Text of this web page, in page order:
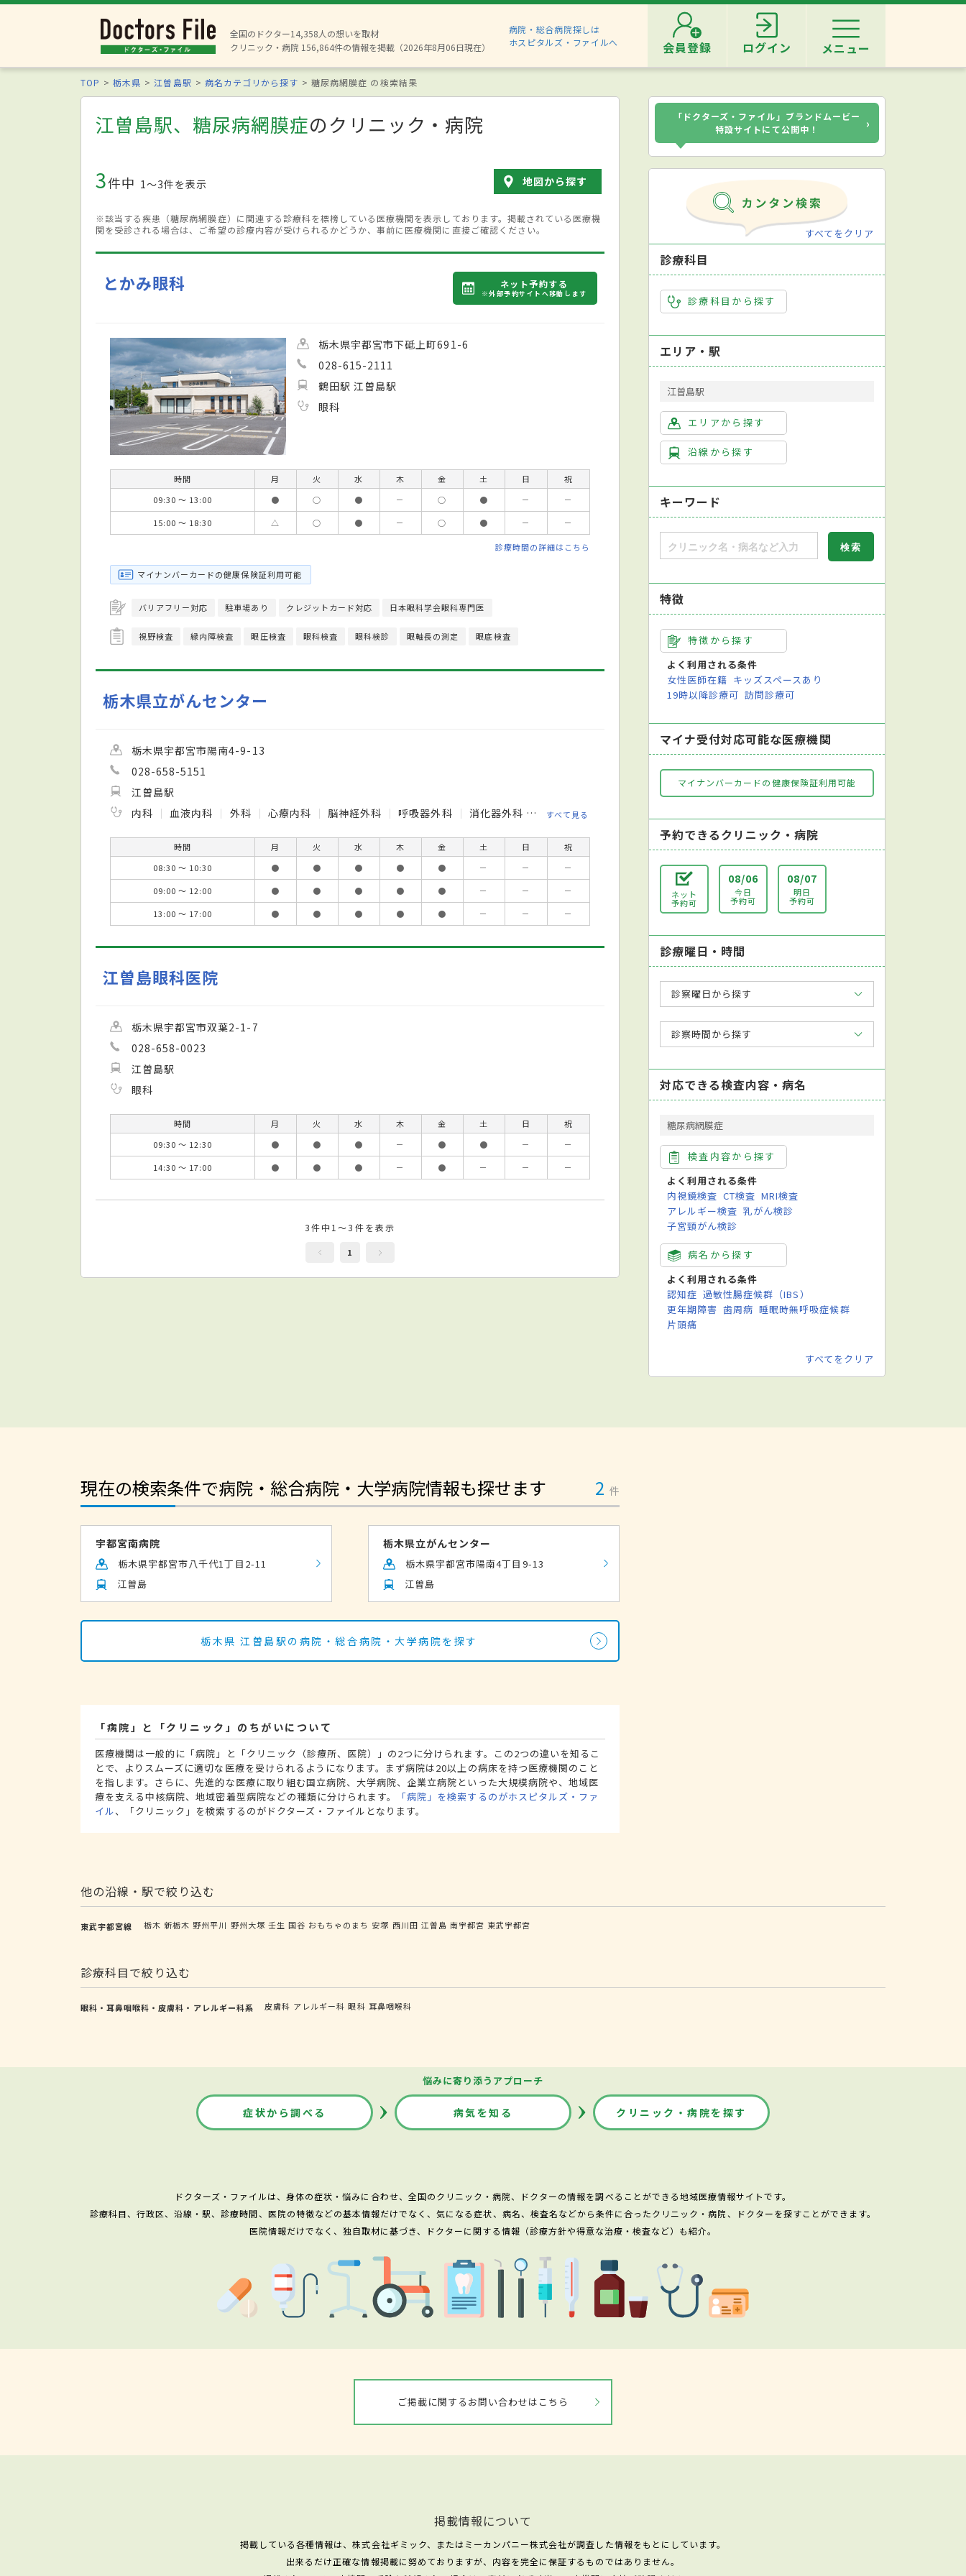
全国のドクター14,358人の想いを取材
クリニック・病院 156,864件の情報を掲載（2026年8月06日現在）
病院・総合病院探しは
ホスピタルズ・ファイルへ
会員登録 ログイン メニュー
TOP 栃木県 江曽島駅 病名カテゴリから探す 糖尿病網膜症 の検索結果
江曽島駅、糖尿病網膜症のクリニック・病院
3件中 1〜3件を表示 地図から探す
※該当する疾患（糖尿病網膜症）に関連する診療科を標榜している医療機関を表示しております。掲載されている医療機
関を受診される場合は、ご希望の診療内容が受けられるかどうか、事前に医療機関に直接ご確認ください。
とかみ眼科 ネット予約する
※外部予約サイトへ移動します
栃木県宇都宮市下砥上町691-6
028-615-2111
鶴田駅 江曽島駅
眼科
時間 月 火 水 木 金 土 日
祝
09:30 ～ 13:00
● ○ ● － ○ ● －
－
15:00 ～ 18:30
△ ○ ● － ○ ● － －
診療時間の詳細はこちら
マイナンバーカードの健康保険証利用可能
バリアフリー対応 駐車場あり クレジットカード対応 日本眼科学会眼科専門医
視野検査 緑内障検査 眼圧検査 眼科検査 眼科検診 眼軸長の測定 眼底検査
栃木県立がんセンター
栃木県宇都宮市陽南4-9-13
028-658-5151
江曽島駅
内科
血液内科 外科 心療内科 脳神経外科 呼吸器外科 消化器外科 整形外科
すべて見る
時間 月 火 水 木 金 土 日
祝
08:30 ～ 10:30
● ● ● ● ● － －
－
09:00 ～ 12:00
● ● ● ● ● － －
－
13:00 ～ 17:00
● ● ● ● ● － － －
江曽島眼科医院
栃木県宇都宮市双葉2-1-7
028-658-0023
江曽島駅
眼科
時間 月 火 水 木 金 土 日
祝
09:30 ～ 12:30
● ● ● － ● ● －
－
14:30 ～ 17:00
● ● ● － ● － － －
3件中1～3件を表示
1
「ドクターズ・ファイル」ブランドムービー
特設サイトにて公開中！
›
すべてをクリア
診療科目
診療科目から探す
エリア・駅
江曽島駅
エリアから探す
沿線から探す
キーワード
特徴
特徴から探す
よく利用される条件
女性医師在籍 キッズスペースあり
19時以降診療可 訪問診療可
マイナ受付対応可能な医療機関
マイナンバーカードの健康保険証利用可能
予約できるクリニック・病院
ネット
予約可
08/06
今日
予約可
08/07
明日
予約可
診療曜日・時間
診察曜日から探す
診察時間から探す
対応できる検査内容・病名
糖尿病網膜症
検査内容から探す
よく利用される条件
内視鏡検査 CT検査 MRI検査
アレルギー検査 乳がん検診
子宮頸がん検診
病名から探す
よく利用される条件
認知症 過敏性腸症候群（IBS）
更年期障害 歯周病 睡眠時無呼吸症候群
片頭痛
すべてをクリア
現在の検索条件で病院・総合病院・大学病院情報も探せます 2 件
宇都宮南病院
栃木県宇都宮市八千代1丁目2-11
江曽島
栃木県立がんセンター
栃木県宇都宮市陽南4丁目9-13
江曽島
栃木県 江曽島駅の病院・総合病院・大学病院を探す
「病院」と「クリニック」のちがいについて
医療機関は一般的に「病院」と「クリニック（診療所、医院）」の2つに分けられます。この2つの違いを知るこ
とで、よりスムーズに適切な医療を受けられるようになります。まず病院は20以上の病床を持つ医療機関のこと
を指します。さらに、先進的な医療に取り組む国立病院、大学病院、企業立病院といった大規模病院や、地域医
療を支える中核病院、地域密着型病院などの種類に分けられます。
「病院」を検索するのがホスピタルズ・ファ
イル、「クリニック」を検索するのがドクターズ・ファイルとなります。
他の沿線・駅で絞り込む
東武宇都宮線 栃木 新栃木 野州平川 野州大塚 壬生 国谷 おもちゃのまち 安塚 西川田 江曽島 南宇都宮 東武宇都宮
診療科目で絞り込む
眼科・耳鼻咽喉科・皮膚科・アレルギー科系 皮膚科 アレルギー科 眼科 耳鼻咽喉科
悩みに寄り添うアプローチ
症状から調べる 病気を知る クリニック・病院を探す
ドクターズ・ファイルは、身体の症状・悩みに合わせ、全国のクリニック・病院、ドクターの情報を調べることができる地域医療情報サイトです。
診療科目、行政区、沿線・駅、診療時間、医院の特徴などの基本情報だけでなく、気になる症状、病名、検査名などから条件に合ったクリニック・病院、ドクターを探すことができます。
医院情報だけでなく、独自取材に基づき、ドクターに関する情報（診療方針や得意な治療・検査など）も紹介。
ご掲載に関するお問い合わせはこちら
掲載情報について
掲載している各種情報は、株式会社ギミック、またはミーカンパニー株式会社が調査した情報をもとにしています。
出来るだけ正確な情報掲載に努めておりますが、内容を完全に保証するものではありません。